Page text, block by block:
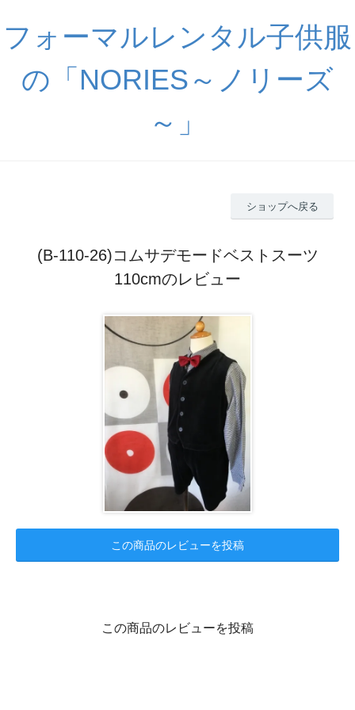
フォーマルレンタル子供服
の「NORIES～ノリーズ
～」
ショップへ戻る
(B-110-26)コムサデモードベストスーツ
110cmのレビュー
この商品のレビューを投稿
この商品のレビューを投稿